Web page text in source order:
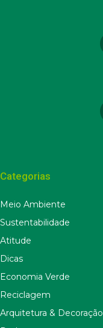
Categorias
Meio Ambiente
Sustentabilidade
Atitude
Dicas
Economia Verde
Reciclagem
Arquitetura & Decoração